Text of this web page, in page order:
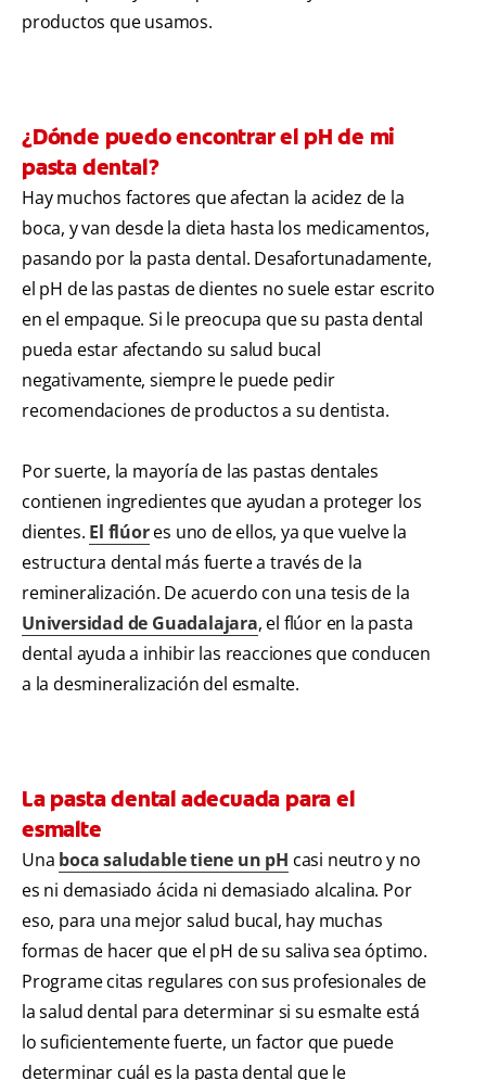
productos que usamos.
¿Dónde puedo encontrar el pH de mi
pasta dental?
Hay muchos factores que afectan la acidez de la
boca, y van desde la dieta hasta los medicamentos,
pasando por la pasta dental. Desafortunadamente,
el pH de las pastas de dientes no suele estar escrito
en el empaque. Si le preocupa que su pasta dental
pueda estar afectando su salud bucal
negativamente, siempre le puede pedir
recomendaciones de productos a su dentista.
Por suerte, la mayoría de las pastas dentales
contienen ingredientes que ayudan a proteger los
dientes. El flúores uno de ellos, ya que vuelve la
estructura dental más fuerte a través de la
remineralización. De acuerdo con una tesis de la
Universidad de Guadalajara, el flúor en la pasta
dental ayuda a inhibir las reacciones que conducen
a la desmineralización del esmalte.
La pasta dental adecuada para el
esmalte
Una boca saludable tiene un pH casi neutro y no
es ni demasiado ácida ni demasiado alcalina. Por
eso, para una mejor salud bucal, hay muchas
formas de hacer que el pH de su saliva sea óptimo.
Programe citas regulares con sus profesionales de
la salud dental para determinar si su esmalte está
lo suficientemente fuerte, un factor que puede
determinar cuál es la pasta dental que le